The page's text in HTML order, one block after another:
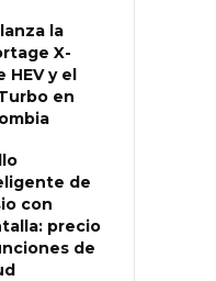
la
X-
HEV y el
en
de
con
precio
de